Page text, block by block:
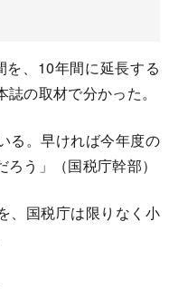
、10年間に延長する
の取材で分かった。
る。早ければ今年度の
う」（国税庁幹部）
、国税庁は限りなく小